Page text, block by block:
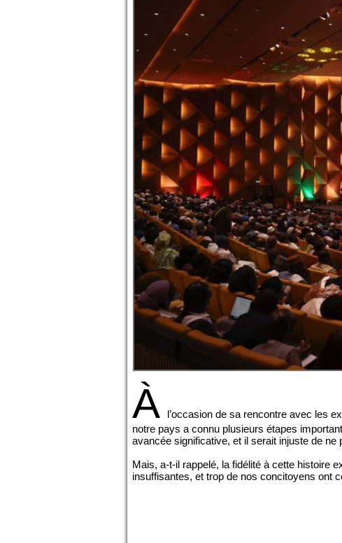
À
l’occasion de sa rencontre avec les
notre pays a connu plusieurs étapes
avancée significative, et il serait injuste de ne
Mais, a-t-il rappelé, la fidélité à cette histoire
insuffisantes, et trop de nos concitoyens ont